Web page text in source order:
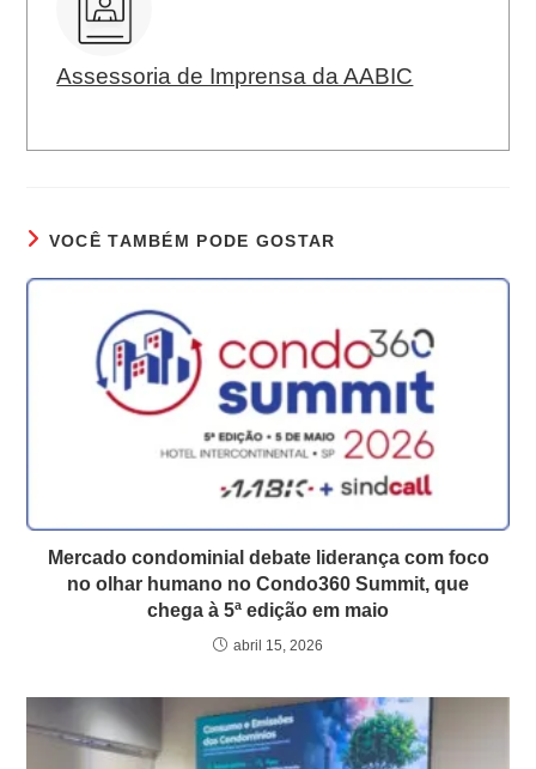
Assessoria de Imprensa da AABIC
VOCÊ TAMBÉM PODE GOSTAR
Mercado condominial debate liderança com foco
no olhar humano no Condo360 Summit, que
chega à 5ª edição em maio
abril 15, 2026